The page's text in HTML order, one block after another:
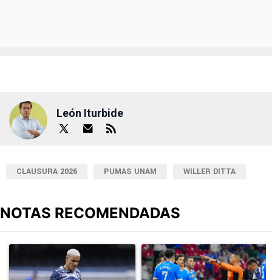
León Iturbide
CLAUSURA 2026 PUMAS UNAM WILLER DITTA
NOTAS RECOMENDADAS
Un artículo de tendencia con el título "Revelan un detalle clave
Un artículo de tendencia con el